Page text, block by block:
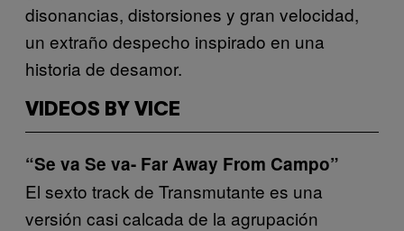
disonancias, distorsiones y gran velocidad,
un extraño despecho inspirado en una
historia de desamor.
VIDEOS BY VICE
“Se va Se va- Far Away From Campo”
El sexto track de Transmutante es una
versión casi calcada de la agrupación